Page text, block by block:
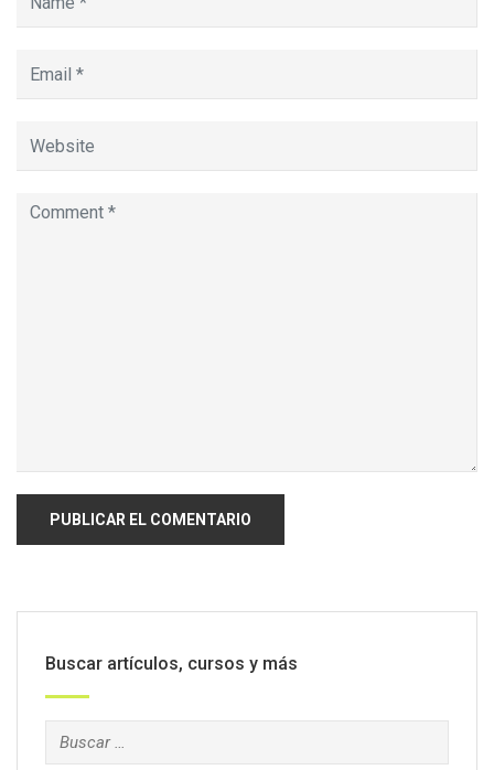
Buscar artículos, cursos y más
Buscar: